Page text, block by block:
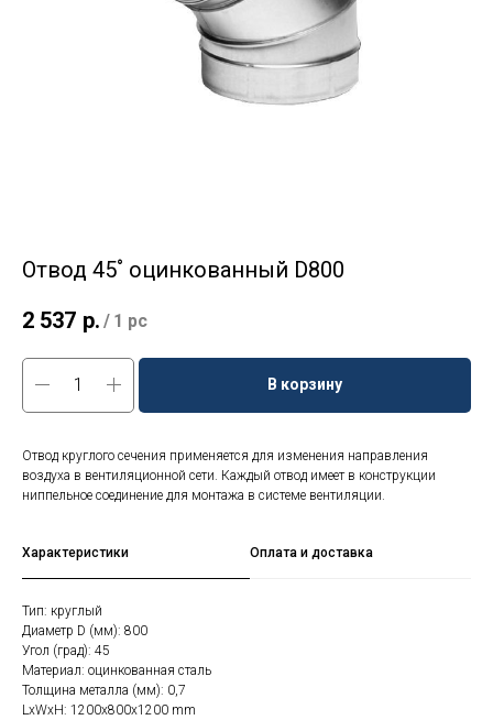
Отвод 45˚ оцинкованный D800
2 537 р. / 1 pc
В корзину
Отвод круглого сечения применяется для изменения направления
воздуха в вентиляционной сети. Каждый отвод имеет в конструкции
ниппельное соединение для монтажа в системе вентиляции.
Характеристики Оплата и доставка
Тип: круглый
Диаметр D (мм): 800
Угол (град): 45
Материал: оцинкованная сталь
Толщина металла (мм): 0,7
LxWxH: 1200x800x1200 mm